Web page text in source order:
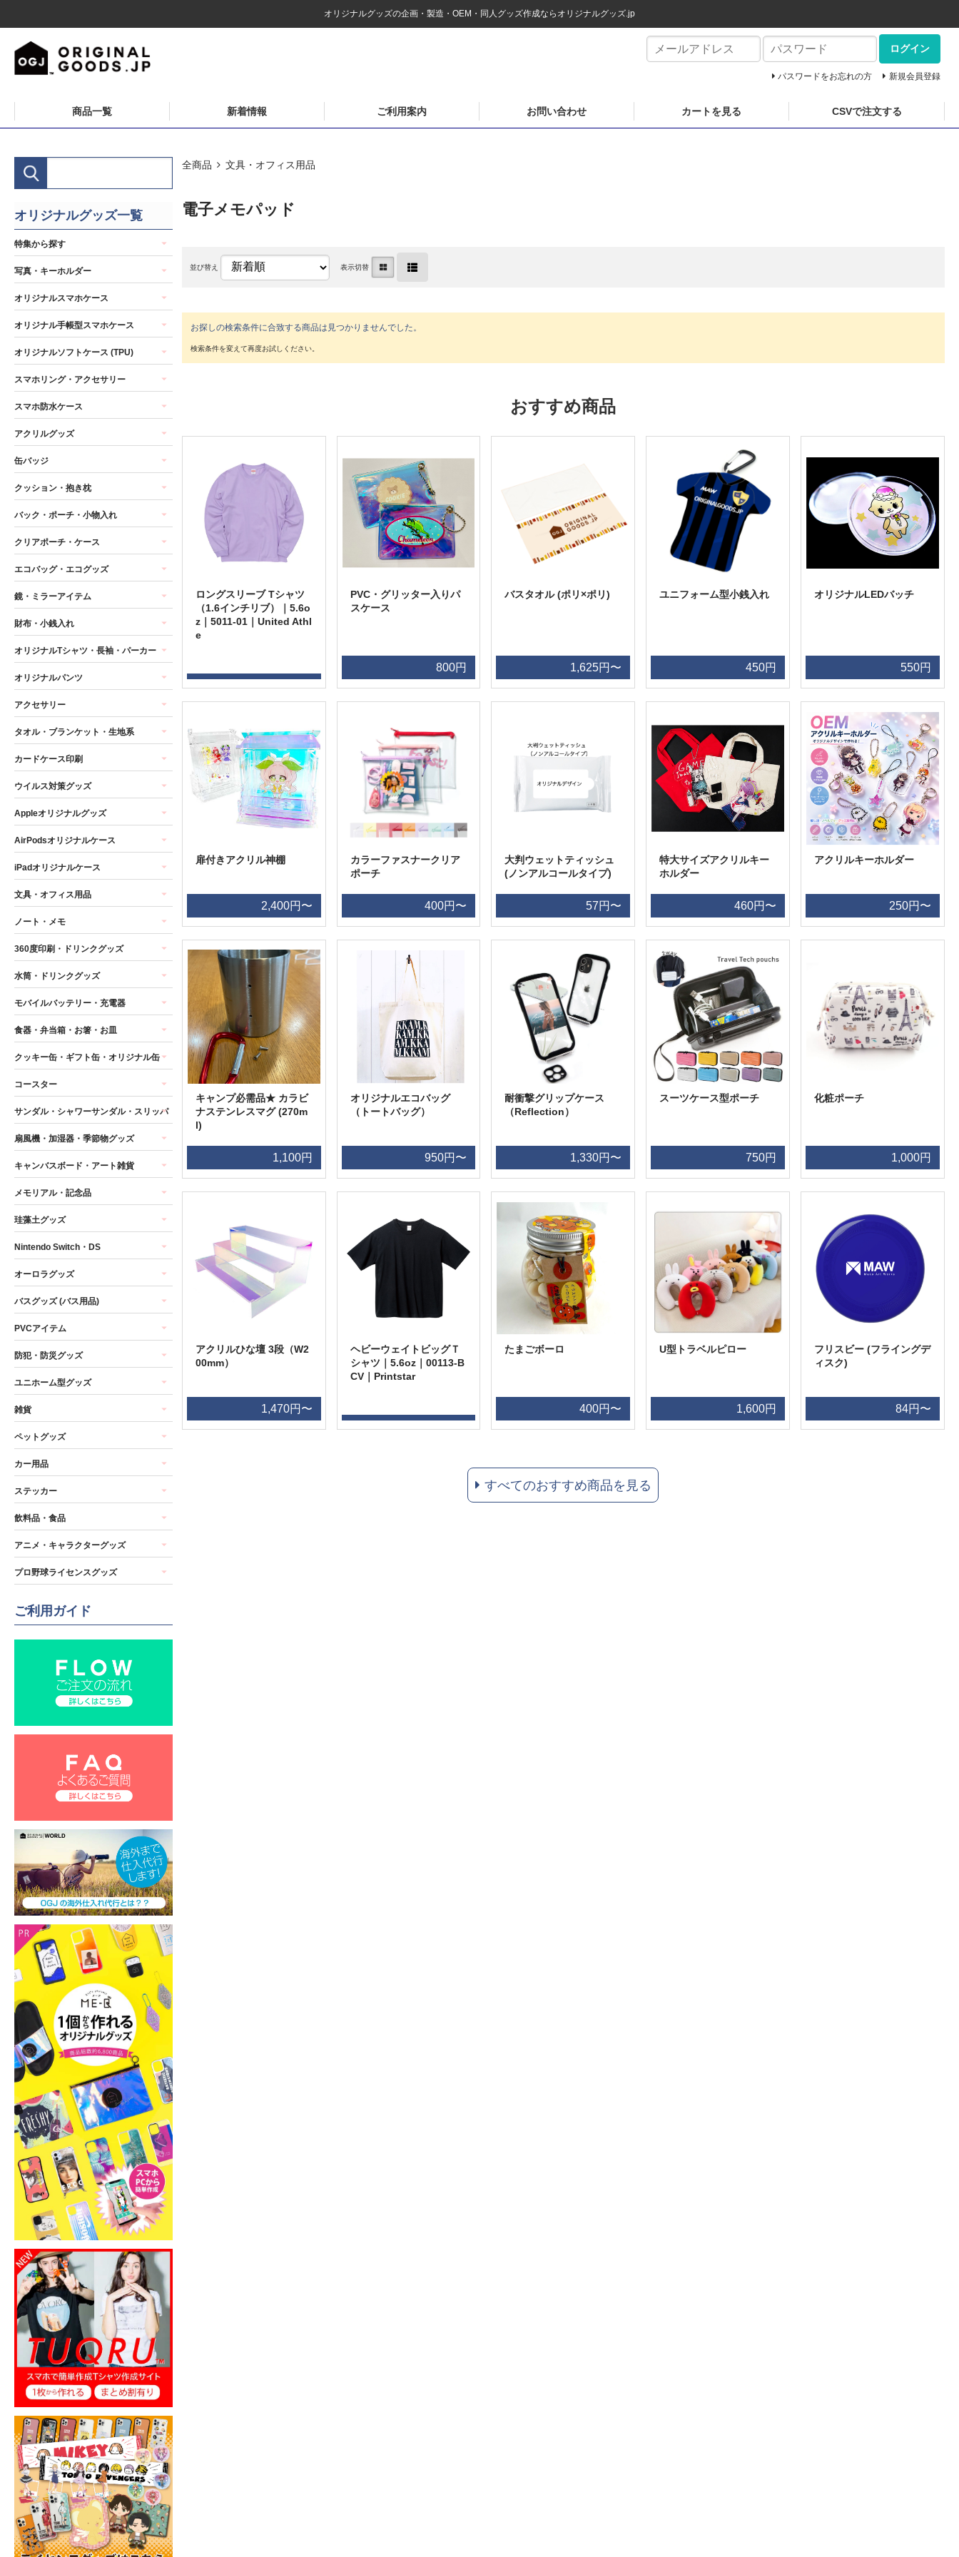
オリジナルグッズの企画・製造・OEM・同人グッズ作成ならオリジナルグッズ.jp
ログイン
パスワードをお忘れの方 新規会員登録
商品一覧 新着情報 ご利用案内 お問い合わせ カートを見る CSVで注文する
全商品 文具・オフィス用品
電子メモパッド
並び替え 表示切替
お探しの検索条件に合致する商品は見つかりませんでした。
おすすめ商品
ロングスリーブ Tシャツ
（1.6インチリブ）｜5.6o
z｜5011-01｜United Athl
e
PVC・グリッター入りパ
スケース
800円
バスタオル (ポリ×ポリ)
1,625円〜
ユニフォーム型小銭入れ
450円
オリジナルLEDバッチ
550円
扉付きアクリル神棚
2,400円〜
カラーファスナークリア
ポーチ
400円〜
大判ウェットティッシュ
(ノンアルコールタイプ)
57円〜
特大サイズアクリルキー
ホルダー
460円〜
アクリルキーホルダー
250円〜
キャンプ必需品★ カラビ
ナステンレスマグ (270m
l)
1,100円
オリジナルエコバッグ
（トートバッグ）
950円〜
耐衝撃グリップケース
（Reflection）
1,330円〜
スーツケース型ポーチ
750円
化粧ポーチ
1,000円
アクリルひな壇 3段（W2
00mm）
1,470円〜
ヘビーウェイトビッグＴ
シャツ｜5.6oz｜00113-B
CV｜Printstar
たまごボーロ
400円〜
U型トラベルピロー
1,600円
フリスビー (フライングデ
ィスク)
84円〜
すべてのおすすめ商品を見る
オリジナルグッズ一覧
特集から探す
写真・キーホルダー
オリジナルスマホケース
オリジナル手帳型スマホケース
オリジナルソフトケース (TPU)
スマホリング・アクセサリー
スマホ防水ケース
アクリルグッズ
缶バッジ
クッション・抱き枕
バック・ポーチ・小物入れ
クリアポーチ・ケース
エコバッグ・エコグッズ
鏡・ミラーアイテム
財布・小銭入れ
オリジナルTシャツ・長袖・パーカー
オリジナルパンツ
アクセサリー
タオル・ブランケット・生地系
カードケース印刷
ウイルス対策グッズ
Appleオリジナルグッズ
AirPodsオリジナルケース
iPadオリジナルケース
文具・オフィス用品
ノート・メモ
360度印刷・ドリンクグッズ
水筒・ドリンクグッズ
モバイルバッテリー・充電器
食器・弁当箱・お箸・お皿
クッキー缶・ギフト缶・オリジナル缶
コースター
サンダル・シャワーサンダル・スリッパ
扇風機・加湿器・季節物グッズ
キャンバスボード・アート雑貨
メモリアル・記念品
珪藻土グッズ
Nintendo Switch・DS
オーロラグッズ
バスグッズ (バス用品)
PVCアイテム
防犯・防災グッズ
ユニホーム型グッズ
雑貨
ペットグッズ
カー用品
ステッカー
飲料品・食品
アニメ・キャラクターグッズ
プロ野球ライセンスグッズ
ご利用ガイド